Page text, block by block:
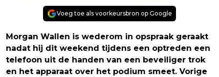
Voeg toe als voorkeursbron op Google
Morgan Wallen is wederom in opspraak geraakt
nadat hij dit weekend tijdens een optreden een
telefoon uit de handen van een beveiliger trok
en het apparaat over het podium smeet. Vorige